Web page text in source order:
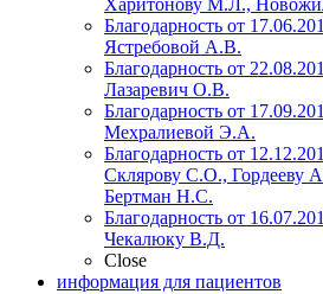
Харитонову М.Л.,
Благодарность от
Ястребовой А.В.
Благодарность от
Лазаревич О.В.
Благодарность от
Мехралиевой Э.А.
Благодарность от
Склярову С.О., Гордееву
Бертман Н.С.
Благодарность от
Чекалюку В.Д.
Close
информация для пациентов